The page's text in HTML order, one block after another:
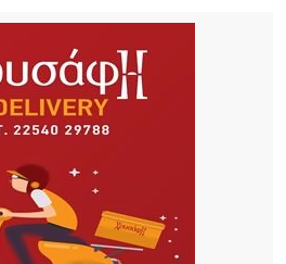
στη Λήμνο
Νέα άνοδος 4,7% στην
παράδειγμα: Συγκινητική